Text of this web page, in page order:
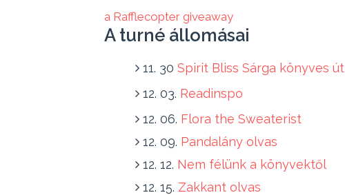
a Rafflecopter giveaway
A turné állomásai
11. 30 Spirit Bliss Sárga könyves út
12. 03. Readinspo
12. 06. Flora the Sweaterist
12. 09. Pandalány olvas
12. 12. Nem félünk a könyvektől
12. 15. Zakkant olvas